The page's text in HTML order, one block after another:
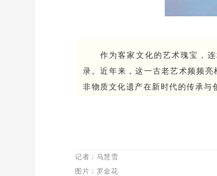
作为客家文化的艺术瑰宝，
录。近年来，这一古老艺术频频
非物质文化遗产在新时代的传承与
记者：马慧雪
图片：罗金花